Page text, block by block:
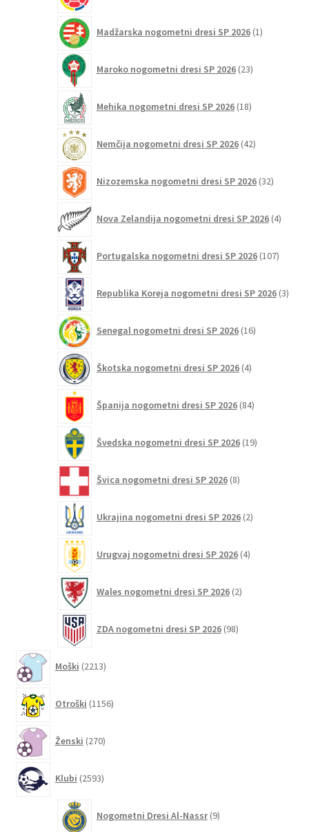
Madžarska nogometni dresi SP 2026 1izdelek
Maroko nogometni dresi SP 2026 23izdelkov
Mehika nogometni dresi SP 2026 18izdelkov
Nemčija nogometni dresi SP 2026 42izdelkov
Nizozemska nogometni dresi SP 2026 32izdelkov
Nova Zelandija nogometni dresi SP 2026 4izdelki
Portugalska nogometni dresi SP 2026 107
Republika Koreja nogometni dresi SP 2026 3
Senegal nogometni dresi SP 2026 16izdelkov
Škotska nogometni dresi SP 2026 4izdelki
Španija nogometni dresi SP 2026 84izdelkov
Švedska nogometni dresi SP 2026 19izdelkov
Švica nogometni dresi SP 2026 8izdelkov
Ukrajina nogometni dresi SP 2026 2izdelka
Urugvaj nogometni dresi SP 2026 4izdelki
Wales nogometni dresi SP 2026 2izdelka
ZDA nogometni dresi SP 2026 98izdelkov
Moški 2213izdelkov
Otroški 1156izdelkov
Ženski 270izdelkov
Klubi 2593izdelkov
Nogometni Dresi Al-Nassr 9izdelkov